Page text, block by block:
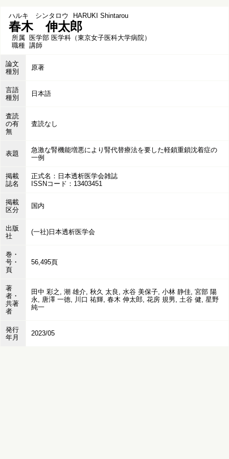
ハルキ シンタロウ HARUKI Shintarou
春木 伸太郎
所属 医学部 医学科（東京女子医科大学病院）
職種 講師
論文
種別
原著
言語
種別
日本語
査読
の有
無
査読なし
表題
急激な腎機能増悪により腎代替療法を要した軽鎖重鎖沈着症の
一例
掲載
誌名
正式名：日本透析医学会雑誌
ISSNコード：13403451
掲載
区分
国内
出版
社
(一社)日本透析医学会
巻・
号・
頁
56,495頁
著
者・
共著
者
田中 彩之, 潮 雄介, 秋久 太良, 水谷 美保子, 小林 静佳, 宮部 陽
永, 唐澤 一徳, 川口 祐輝, 春木 伸太郎, 花房 規男, 土谷 健, 星野
純一
発行
年月
2023/05